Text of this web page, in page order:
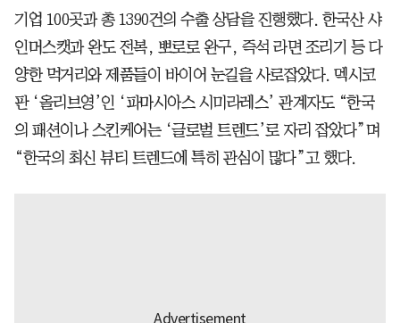
기업 100곳과 총 1390건의 수출 상담을 진행했다. 한국산 샤
인머스캣과 완도 전복, 뽀로로 완구, 즉석 라면 조리기 등 다
양한 먹거리와 제품들이 바이어 눈길을 사로잡았다. 멕시코
판 ‘올리브영’인 ‘파마시아스 시미라레스’ 관계자도 “한국
의 패션이나 스킨케어는 ‘글로벌 트렌드’로 자리 잡았다”며
“한국의 최신 뷰티 트렌드에 특히 관심이 많다”고 했다.